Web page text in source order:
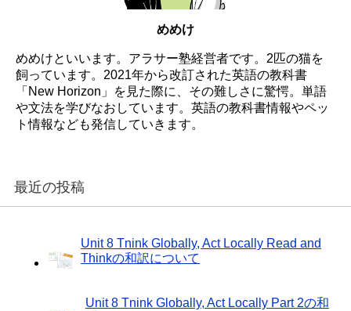
めめけ
めめけといいます。アラサー塾経営者です。2匹の猫を
飼っています。2021年から改訂された英語の教科書
「New Horizon」を見た際に、その難しさに驚愕。単語
や文法を学びなおしています。英語の教科書情報やペッ
ト情報なども発信していきます。
最近の投稿
Unit 8 Tnink Globally, Act Locally Read and
Thinkの和訳について
Unit 8 Tnink Globally, Act Locally Part 2の和